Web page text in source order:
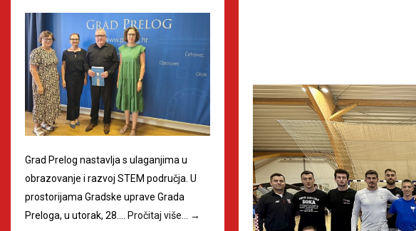
Grad Prelog nastavlja s ulaganjima u
obrazovanje i razvoj STEM područja. U
prostorijama Gradske uprave Grada
Preloga, u utorak, 28.…
Pročitaj više… →